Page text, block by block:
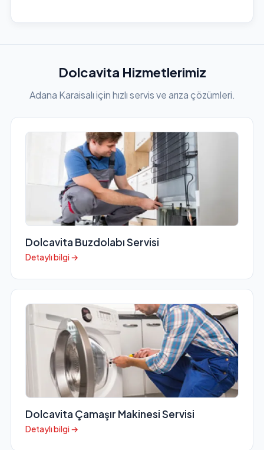
Dolcavita Hizmetlerimiz
Adana Karaisalı için hızlı servis ve arıza çözümleri.
Dolcavita Buzdolabı Servisi
Detaylı bilgi →
Dolcavita Çamaşır Makinesi Servisi
Detaylı bilgi →